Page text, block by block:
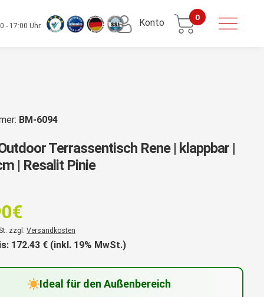
- 17:00 Uhr Konto 0
BM-6094
Terrassentisch Rene | klappbar |
| Resalit Pinie
€
zzgl. Versandkosten
172.43 € (inkl. 19% MwSt.)
Ideal für den Außenbereich